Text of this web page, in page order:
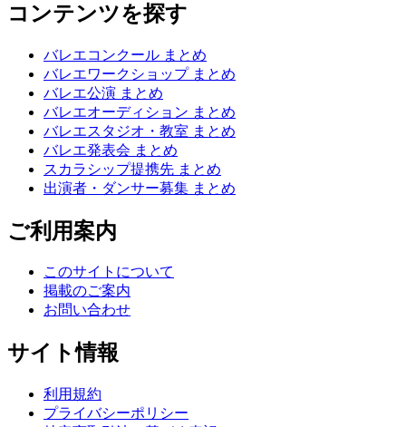
コンテンツを探す
バレエコンクール まとめ
バレエワークショップ まとめ
バレエ公演 まとめ
バレエオーディション まとめ
バレエスタジオ・教室 まとめ
バレエ発表会 まとめ
スカラシップ提携先 まとめ
出演者・ダンサー募集 まとめ
ご利用案内
このサイトについて
掲載のご案内
お問い合わせ
サイト情報
利用規約
プライバシーポリシー